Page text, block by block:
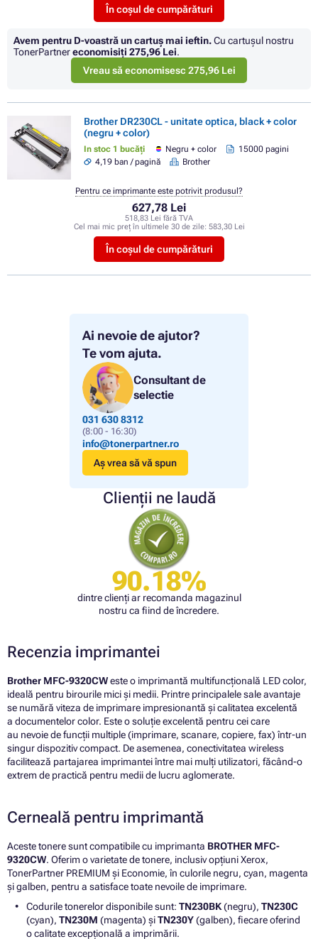
Ai nevoie de ajutor?
Te vom ajuta.
Consultant de
selectie
031 630 8312
(8:00 - 16:30)
info@tonerpartner.ro
Aș vrea să vă spun
Clienții ne laudă
90.18%
dintre clienți ar recomanda magazinul
nostru ca fiind de încredere.
În coșul de cumpărături
Avem pentru D-voastră un cartuș mai ieftin.Cu cartuşul nostru
TonerPartnereconomisiţi 275,96 Lei.
Vreau să economisesc 275,96 Lei
Brother DR230CL - unitate optica, black + color
(negru + color)
In stoc 1 bucăți Negru + color
15000 pagini
4,19 ban / pagină
Brother
627,78 Lei
518,83 Lei fără TVA
Cel mai mic preț în ultimele 30 de zile: 583,30 Lei
În coșul de cumpărături
Pentru ce imprimante este potrivit produsul?
Recenzia imprimantei
Brother MFC-9320CWeste o imprimantă multifuncțională LED color,
ideală pentru birourile mici și medii. Printre principalele sale avantaje
se numără viteza de imprimare impresionantă și calitatea excelentă
a documentelor color. Este o soluție excelentă pentru cei care
au nevoie de funcții multiple (imprimare, scanare, copiere, fax) într-un
singur dispozitiv compact. De asemenea, conectivitatea wireless
facilitează partajarea imprimantei între mai mulți utilizatori, făcând-o
extrem de practică pentru medii de lucru aglomerate.
Cerneală pentru imprimantă
Aceste tonere sunt compatibile cu imprimanta BROTHER MFC-
9320CW. Oferim o varietate de tonere, inclusiv opțiuni Xerox,
TonerPartner PREMIUM și Economie, în culorile negru, cyan, magenta
și galben, pentru a satisface toate nevoile de imprimare.
Codurile tonerelor disponibile sunt: TN230BK(negru), TN230C
(cyan), TN230M (magenta) șiTN230Y(galben), fiecare oferind
o calitate excepțională a imprimării.